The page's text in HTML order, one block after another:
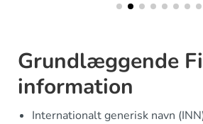
Grundlæggende
information
Internationalt generisk navn